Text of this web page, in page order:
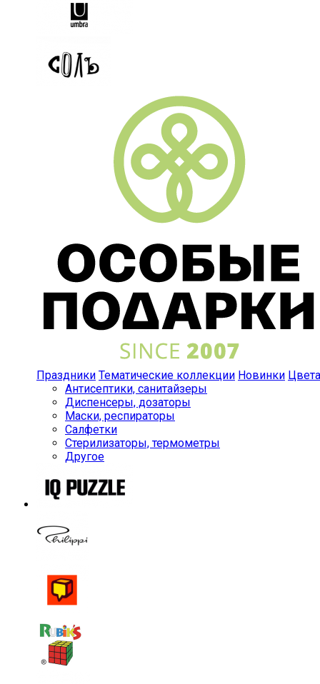
Праздники Тематические коллекции Новинки Цвета
Антисептики, санитайзеры
Диспенсеры, дозаторы
Маски, респираторы
Салфетки
Стерилизаторы, термометры
Другое